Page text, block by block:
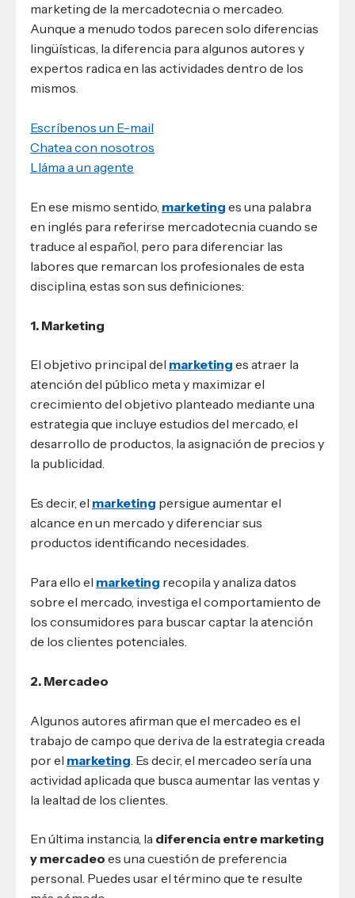
Manual M365
Manual Moddle
Normas Académicas
marketing de la mercadotecnia o mercadeo.
Aunque a menudo todos parecen solo diferencias
lingüísticas, la diferencia para algunos autores y
expertos radica en las actividades dentro de los
mismos.
Escríbenos un E-mail
Chatea con nosotros
Lláma a un agente
En ese mismo sentido, marketing es una palabra
en inglés para referirse mercadotecnia cuando se
traduce al español, pero para diferenciar las
labores que remarcan los profesionales de esta
disciplina, estas son sus definiciones:
1. Marketing
El objetivo principal del marketing es atraer la
atención del público meta y maximizar el
crecimiento del objetivo planteado mediante una
estrategia que incluye estudios del mercado, el
desarrollo de productos, la asignación de precios y
la publicidad.
Es decir, el marketing persigue aumentar el
alcance en un mercado y diferenciar sus
productos identificando necesidades.
Para ello el marketing recopila y analiza datos
sobre el mercado, investiga el comportamiento de
los consumidores para buscar captar la atención
de los clientes potenciales.
2. Mercadeo
Algunos autores afirman que el mercadeo es el
trabajo de campo que deriva de la estrategia creada
por el marketing . Es decir, el mercadeo sería una
actividad aplicada que busca aumentar las ventas y
la lealtad de los clientes.
En última instancia, la diferencia entre marketing
y mercadeo es una cuestión de preferencia
personal. Puedes usar el término que te resulte